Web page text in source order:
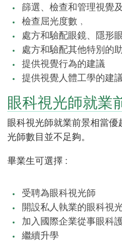
篩選、檢查和管理視覺
檢查屈光度數﹐
處方和驗配眼鏡、隱形
處方和驗配其他特別的
提供視覺行為的建議
提供視覺人體工學的建
眼科視光師就業
眼科視光師就業前景相當
光師數目並不足夠。
畢業生可選擇 :
受聘為眼科視光師
開設私人執業的眼科視
加入國際企業從事眼科
繼續升學